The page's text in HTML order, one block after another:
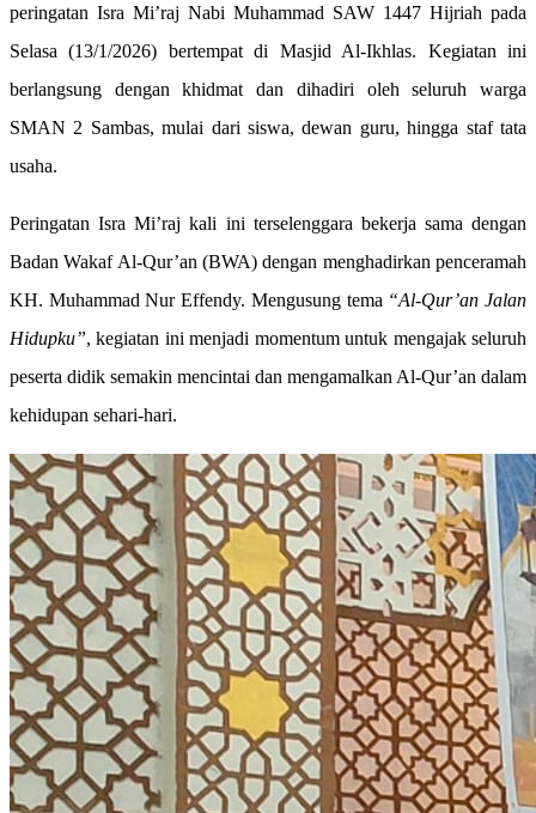
peringatan Isra Mi’raj Nabi Muhammad SAW 1447 Hijriah pada
Selasa (13/1/2026) bertempat di Masjid Al-Ikhlas. Kegiatan ini
berlangsung dengan khidmat dan dihadiri oleh seluruh warga
SMAN 2 Sambas, mulai dari siswa, dewan guru, hingga staf tata
usaha.
Peringatan Isra Mi’raj kali ini terselenggara bekerja sama dengan
Badan Wakaf Al-Qur’an (BWA) dengan menghadirkan penceramah
KH. Muhammad Nur Effendy. Mengusung tema “Al-Qur’an Jalan
Hidupku”, kegiatan ini menjadi momentum untuk mengajak seluruh
peserta didik semakin mencintai dan mengamalkan Al-Qur’an dalam
kehidupan sehari-hari.